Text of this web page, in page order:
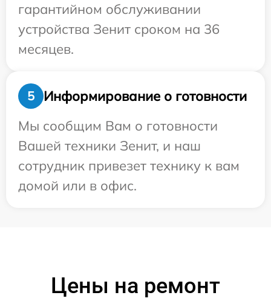
гарантийном обслуживании
устройства Зенит сроком на 36
месяцев.
5
Информирование о готовности
Мы сообщим Вам о готовности
Вашей техники Зенит, и наш
сотрудник привезет технику к вам
домой или в офис.
Цены на ремонт